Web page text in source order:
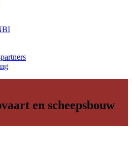
en scheepsbouw